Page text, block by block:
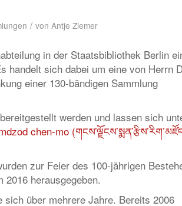
/ von Antje Ziemer
in der Staatsbibliothek Berlin
handelt sich dabei um eine von Herrn
einer 130-bändigen Sammlung
werden und lassen sich
chen-mo
zur Feier des 100-jährigen
herausgegeben.
über mehrere Jahre. Bereits 2006